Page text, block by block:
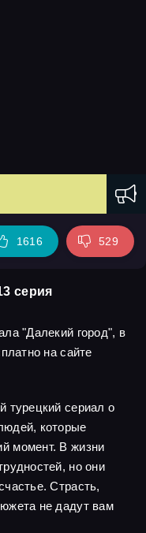
1616 529
серия
"Далекий город", в
на сайте
турецкий сериал о
которые
момент. В жизни
но они
Страсть,
не дадут вам